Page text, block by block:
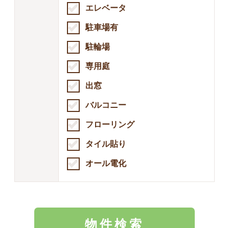
エレベータ
駐車場有
駐輪場
専用庭
出窓
バルコニー
フローリング
タイル貼り
オール電化